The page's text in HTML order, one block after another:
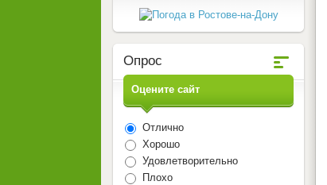
Опрос
Оцените сайт
Отлично
Хорошо
Удовлетворительно
Плохо